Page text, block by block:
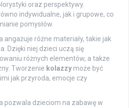
oraz perspektywy.
indywidualne, jak i grupowe, co
pomysłów.
angażuje różne materiały, takie jak
Dzięki niej dzieci uczą się
różnych elementów, a także
Tworzenie kolazzy może być
jak przyroda, emocje czy
pozwala dzieciom na zabawę w